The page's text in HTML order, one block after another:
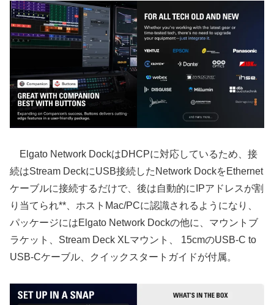
Elgato Network DockはDHCPに対応しているため、接
続はStream DeckにUSB接続したNetwork DockをEthernet
ケーブルに接続するだけで、後は自動的にIPアドレスが割
り当てられ**、ホストMac/PCに認識されるようになり、
パッケージにはElgato Network Dockの他に、マウントブ
ラケット、Stream Deck XLマウント、 15cmのUSB-C to
USB-Cケーブル、クイックスタートガイドが付属。